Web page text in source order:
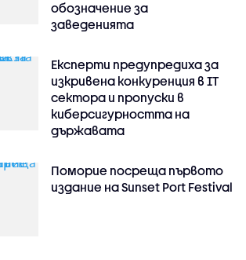
обозначение за
заведенията
Експерти предупредиха за
изкривена конкуренция в IT
сектора и пропуски в
киберсигурността на
държавата
Поморие посреща първото
издание на Sunset Port Festival